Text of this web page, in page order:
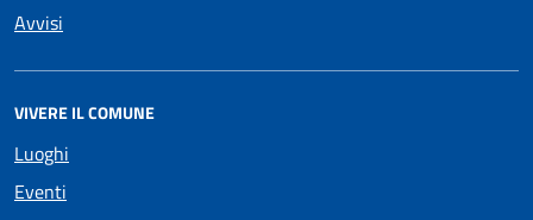
Avvisi
VIVERE IL COMUNE
Luoghi
Eventi